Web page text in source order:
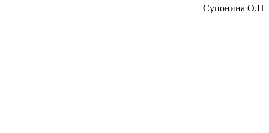
Супонина О.Н